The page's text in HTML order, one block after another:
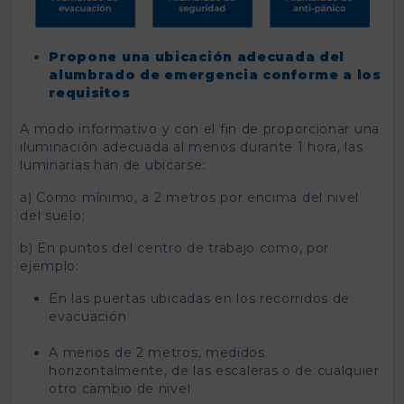
Propone una ubicación adecuada del
alumbrado de emergencia conforme a los
requisitos
A modo informativo y con el fin de proporcionar una
iluminación adecuada al menos durante 1 hora, las
luminarias han de ubicarse:
a) Como mínimo, a 2 metros por encima del nivel
del suelo;
b) En puntos del centro de trabajo como, por
ejemplo:
En las puertas ubicadas en los recorridos de
evacuación
A menos de 2 metros, medidos
horizontalmente, de las escaleras o de cualquier
otro cambio de nivel